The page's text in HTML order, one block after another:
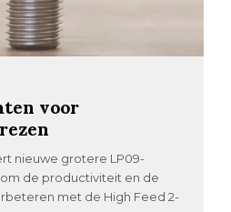
voor
nieuwe grotere LP09-
de productiviteit en de
met de High Feed 2-